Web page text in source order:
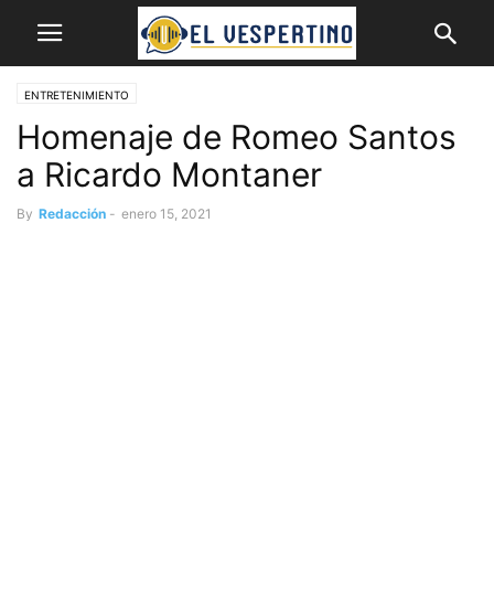
ENTRETENIMIENTO
Homenaje de Romeo Santos
a Ricardo Montaner
By Redacción - enero 15, 2021